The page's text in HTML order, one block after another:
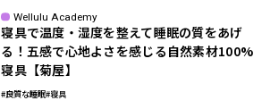
Wellulu Academy
寝具で温度・湿度を整えて睡眠の質をあげ
る！五感で心地よさを感じる自然素材100%
寝具【菊屋】
#良質な睡眠#寝具